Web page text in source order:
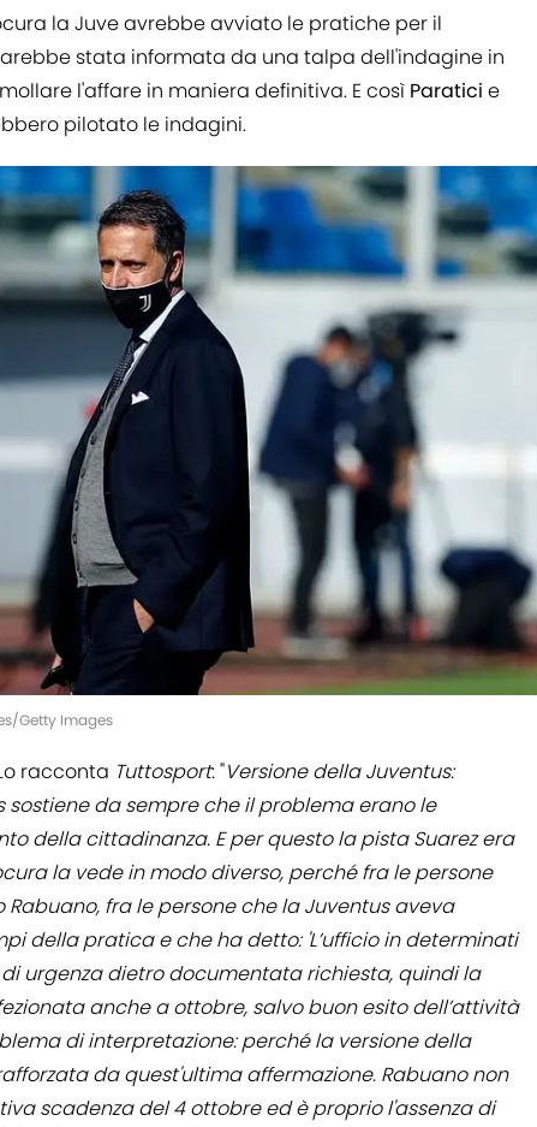
la Juve avrebbe avviato le pratiche per il
stata informata da una talpa dell'indagine in
l'affare in maniera definitiva. E così Paratici e
pilotato le indagini.
Getty Images
racconta Tuttosport: "Versione della Juventus:
da sempre che il problema erano le
della cittadinanza. E per questo la pista Suarez era
la vede in modo diverso, perché fra le persone
fra le persone che la Juventus aveva
della pratica e che ha detto: 'L’ufficio in determinati
urgenza dietro documentata richiesta, quindi la
anche a ottobre, salvo buon esito dell’attività
di interpretazione: perché la versione della
da quest'ultima affermazione. Rabuano non
scadenza del 4 ottobre ed è proprio l'assenza di